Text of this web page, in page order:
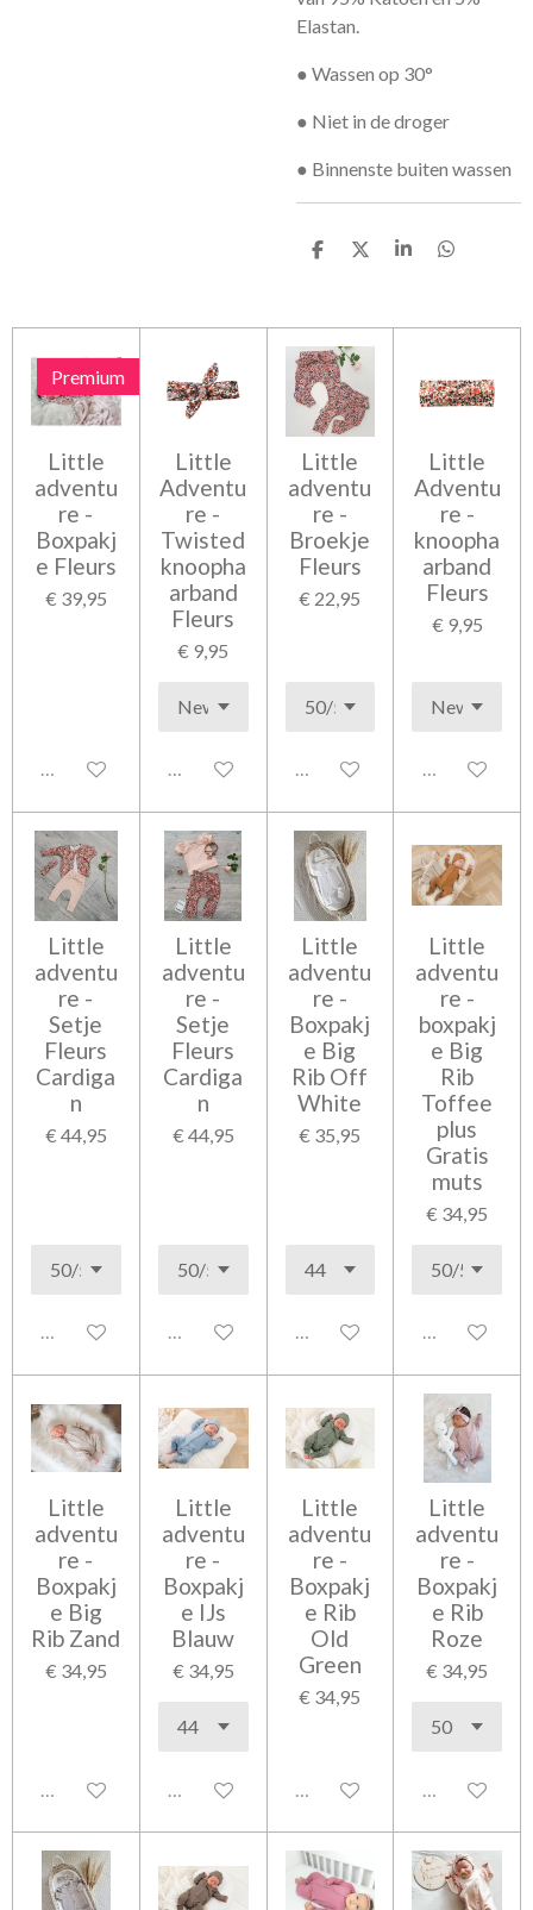
Elastan.
● Wassen op 30°
● Niet in de droger
● Binnenste buiten wassen
D
n
D
S
e
D
n
Premium
Little
adventu
re -
Boxpakj
e Fleurs
€ 39,95
Uitgeschakeld
Little
Adventu
re -
Twisted
knoopha
arband
Fleurs
€ 9,95
Uitgeschakeld
Little
adventu
re -
Broekje
Fleurs
€ 22,95
Uitgeschakeld
Little
Adventu
re -
knoopha
arband
Fleurs
€ 9,95
Little
adventu
re -
Setje
Fleurs
Cardiga
n
€ 44,95
Uitgeschakeld
Little
adventu
re -
Setje
Fleurs
Cardiga
n
€ 44,95
Uitgeschakeld
Little
adventu
re -
Boxpakj
e Big
Rib Off
White
€ 35,95
Uitgeschakeld
Little
adventu
re -
boxpakj
e Big
Rib
Toffee
plus
Gratis
muts
€ 34,95
Little
adventu
re -
Boxpakj
e Big
Rib Zand
€ 34,95
Uitgeschakeld
Little
adventu
re -
Boxpakj
e IJs
Blauw
€ 34,95
Uitgeschakeld
Little
adventu
re -
Boxpakj
e Rib
Old
Green
€ 34,95
Uitgeschakeld
Little
adventu
re -
Boxpakj
e Rib
Roze
€ 34,95